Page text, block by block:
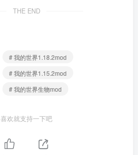
THE END
# 我的世界1.18.2mod
# 我的世界1.15.2mod
# 我的世界生物mod
喜欢就支持一下吧